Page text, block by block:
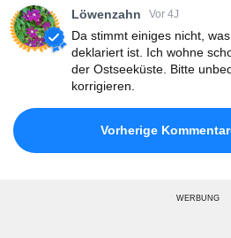
Löwenzahn Vor 4J
Da stimmt einiges nicht,
deklariert ist. Ich wohne
der Ostseeküste. Bitte
korrigieren.
Vorherige
WERBUNG